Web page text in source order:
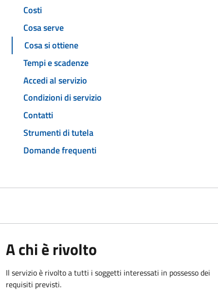
Costi
Cosa serve
Cosa si ottiene
Tempi e scadenze
Accedi al servizio
Condizioni di servizio
Contatti
Strumenti di tutela
Domande frequenti
A chi è rivolto
Il servizio è rivolto a tutti i soggetti interessati in possesso dei
requisiti previsti.